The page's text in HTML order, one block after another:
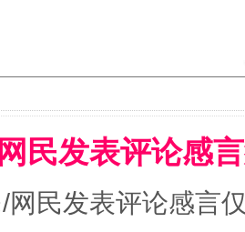
民发表评论感
网民发表评论感言